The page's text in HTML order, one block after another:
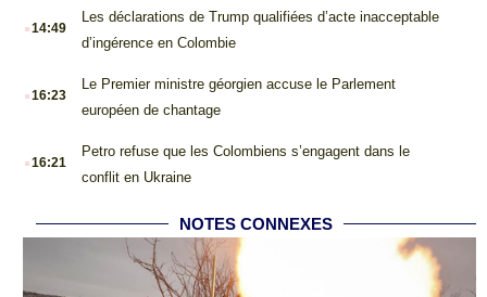
.14:49
Les déclarations de Trump qualifiées d’acte inacceptable
d’ingérence en Colombie
.16:23
Le Premier ministre géorgien accuse le Parlement
européen de chantage
.16:21
Petro refuse que les Colombiens s’engagent dans le
conflit en Ukraine
NOTES CONNEXES